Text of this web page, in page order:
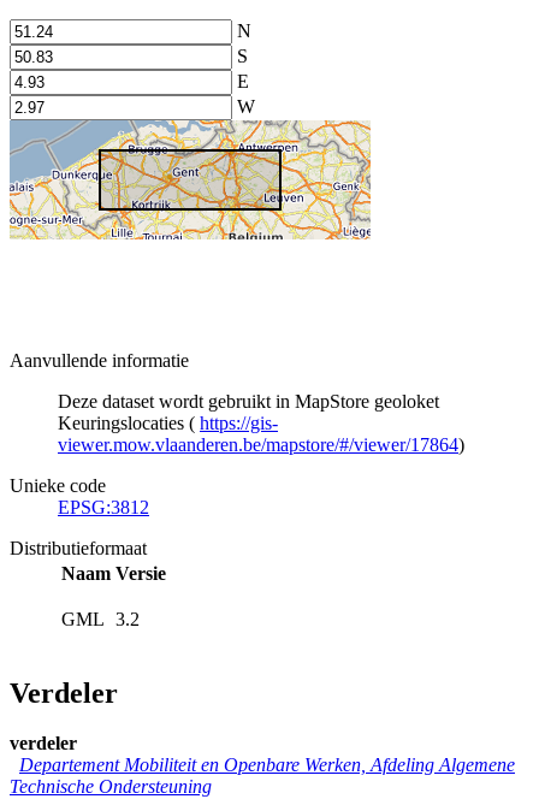
N
S
E
W
Aanvullende informatie
Deze dataset wordt gebruikt in MapStore geoloket
Keuringslocaties ( https://gis-
viewer.mow.vlaanderen.be/mapstore/#/viewer/17864)
Unieke code
EPSG:3812
Distributieformaat
Naam Versie
GML 3.2
Verdeler
verdeler
Departement Mobiliteit en Openbare Werken, Afdeling Algemene
Technische Ondersteuning